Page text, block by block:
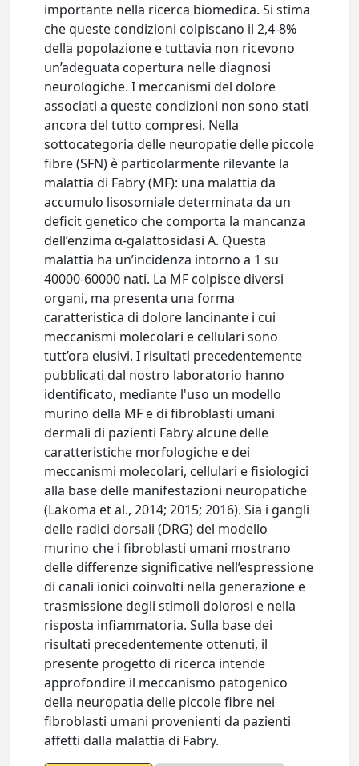
importante nella ricerca biomedica. Si stima
che queste condizioni colpiscano il 2,4-8%
della popolazione e tuttavia non ricevono
un’adeguata copertura nelle diagnosi
neurologiche. I meccanismi del dolore
associati a queste condizioni non sono stati
ancora del tutto compresi. Nella
sottocategoria delle neuropatie delle piccole
fibre (SFN) è particolarmente rilevante la
malattia di Fabry (MF): una malattia da
accumulo lisosomiale determinata da un
deficit genetico che comporta la mancanza
dell’enzima α-galattosidasi A. Questa
malattia ha un’incidenza intorno a 1 su
40000-60000 nati. La MF colpisce diversi
organi, ma presenta una forma
caratteristica di dolore lancinante i cui
meccanismi molecolari e cellulari sono
tutt’ora elusivi. I risultati precedentemente
pubblicati dal nostro laboratorio hanno
identificato, mediante l'uso un modello
murino della MF e di fibroblasti umani
dermali di pazienti Fabry alcune delle
caratteristiche morfologiche e dei
meccanismi molecolari, cellulari e fisiologici
alla base delle manifestazioni neuropatiche
(Lakoma et al., 2014; 2015; 2016). Sia i gangli
delle radici dorsali (DRG) del modello
murino che i fibroblasti umani mostrano
delle differenze significative nell’espressione
di canali ionici coinvolti nella generazione e
trasmissione degli stimoli dolorosi e nella
risposta infiammatoria. Sulla base dei
risultati precedentemente ottenuti, il
presente progetto di ricerca intende
approfondire il meccanismo patogenico
della neuropatia delle piccole fibre nei
fibroblasti umani provenienti da pazienti
affetti dalla malattia di Fabry.